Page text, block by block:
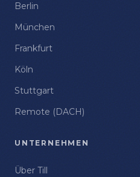
Berlin
München
Frankfurt
Köln
Stuttgart
Remote (DACH)
UNTERNEHMEN
Über Till